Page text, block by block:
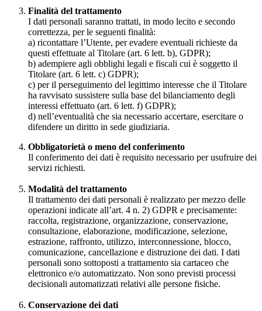
Finalità del trattamento
I dati personali saranno trattati, in modo lecito e secondo
correttezza, per le seguenti finalità:
a) ricontattare l’Utente, per evadere eventuali richieste da
questi effettuate al Titolare (art. 6 lett. b), GDPR);
b) adempiere agli obblighi legali e fiscali cui è soggetto il
Titolare (art. 6 lett. c) GDPR);
c) per il perseguimento del legittimo interesse che il Titolare
ha ravvisato sussistere sulla base del bilanciamento degli
interessi effettuato (art. 6 lett. f) GDPR);
d) nell’eventualità che sia necessario accertare, esercitare o
difendere un diritto in sede giudiziaria.
Obbligatorietà o meno del conferimento
Il conferimento dei dati è requisito necessario per usufruire dei
servizi richiesti.
Modalità del trattamento
Il trattamento dei dati personali è realizzato per mezzo delle
operazioni indicate all’art. 4 n. 2) GDPR e precisamente:
raccolta, registrazione, organizzazione, conservazione,
consultazione, elaborazione, modificazione, selezione,
estrazione, raffronto, utilizzo, interconnessione, blocco,
comunicazione, cancellazione e distruzione dei dati. I dati
personali sono sottoposti a trattamento sia cartaceo che
elettronico e/o automatizzato. Non sono previsti processi
decisionali automatizzati relativi alle persone fisiche.
Conservazione dei dati